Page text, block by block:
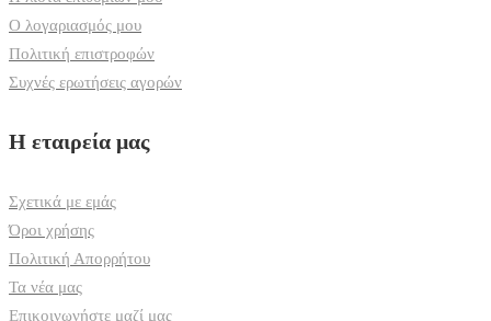
Ο λογαριασμός μου
Πολιτική επιστροφών
Συχνές ερωτήσεις αγορών
Η εταιρεία μας
Σχετικά με εμάς
Όροι χρήσης
Πολιτική Απορρήτου
Τα νέα μας
Επικοινωνήστε μαζί μας